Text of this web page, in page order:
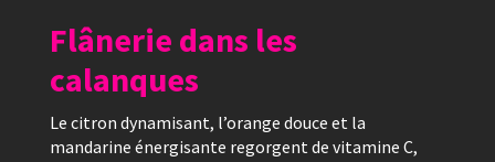
Flânerie dans les
calanques
Le citron dynamisant, l’orange douce et la
mandarine énergisante regorgent de vitamine C,